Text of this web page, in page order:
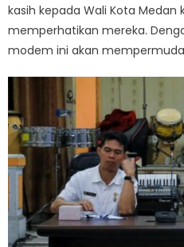
kasih kepada Wali Kota Medan
memperhatikan mereka.
modem ini akan